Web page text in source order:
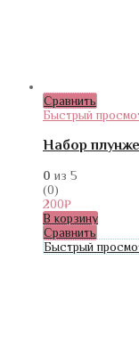
Сравнить
Быстрый
Набор
0 из 5
(0)
200₽
В корзину
Сравнить
Быстрый